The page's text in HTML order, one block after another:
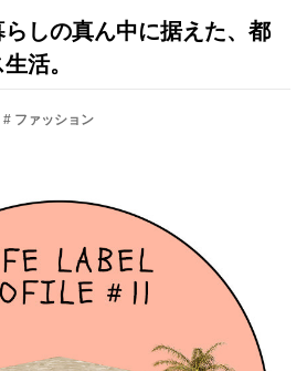
しの真ん中に据えた、都
活。
# ファッション